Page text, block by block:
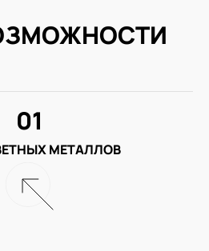
МЕТАЛЛОВ
01